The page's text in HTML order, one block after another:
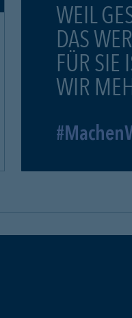
WEIL
DAS
FÜR SIE
WIR